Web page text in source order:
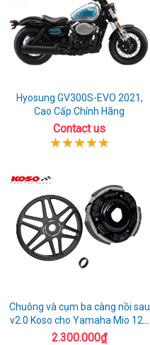
Hyosung GV300S-EVO 2021,
Cao Cấp Chính Hãng
Contact us
Chuông và cụm ba càng nồi sau
v2.0 Koso cho Yamaha Mio 125
cao cấp
2.300.000₫